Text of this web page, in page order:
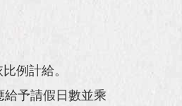
例計給。
予請假日數並乘